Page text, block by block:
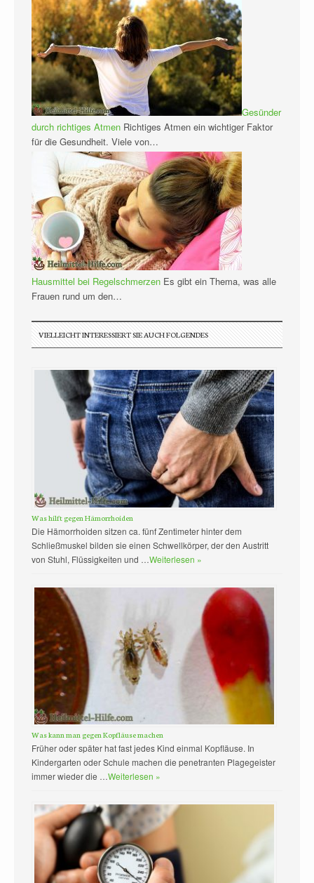
Gesünder
durch richtiges Atmen Richtiges Atmen ein wichtiger Faktor
für die Gesundheit. Viele von…
Hausmittel bei Regelschmerzen Es gibt ein Thema, was alle
Frauen rund um den…
VIELLEICHT INTERESSIERT SIE AUCH FOLGENDES
Was hilft gegen Hämorrhoiden
Die Hämorrhoiden sitzen ca. fünf Zentimeter hinter dem
Schließmuskel bilden sie einen Schwellkörper, der den Austritt
von Stuhl, Flüssigkeiten und …Weiterlesen »
Was kann man gegen Kopfläuse machen
Früher oder später hat fast jedes Kind einmal Kopfläuse. In
Kindergarten oder Schule machen die penetranten Plagegeister
immer wieder die …Weiterlesen »